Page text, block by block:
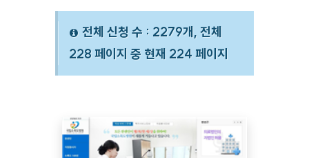
전체 신청 수 : 2279개, 전체
228 페이지 중 현재 224 페이지